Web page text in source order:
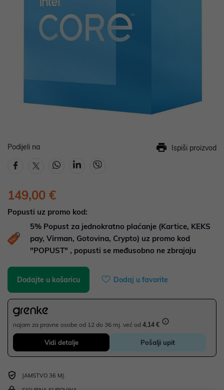
Podijeli na Ispiši proizvod
149,00 €
Popusti uz promo kod:
5% Popust za jednokratno plaćanje (Kartice, KEKS
pay, Virman, Gotovina, Crypto) uz promo kod
"POPUST" , popusti se međusobno ne zbrajaju
Dodajte u košaricu Dodaj u favorite
najam za pravne osobe od 12 do 36 mj. već od 4,14 €
Vidi detalje Pošalji upit
JAMSTVO 36 MJ.